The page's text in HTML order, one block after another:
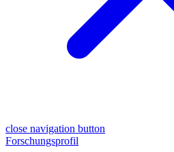
close navigation button
Forschungsprofil